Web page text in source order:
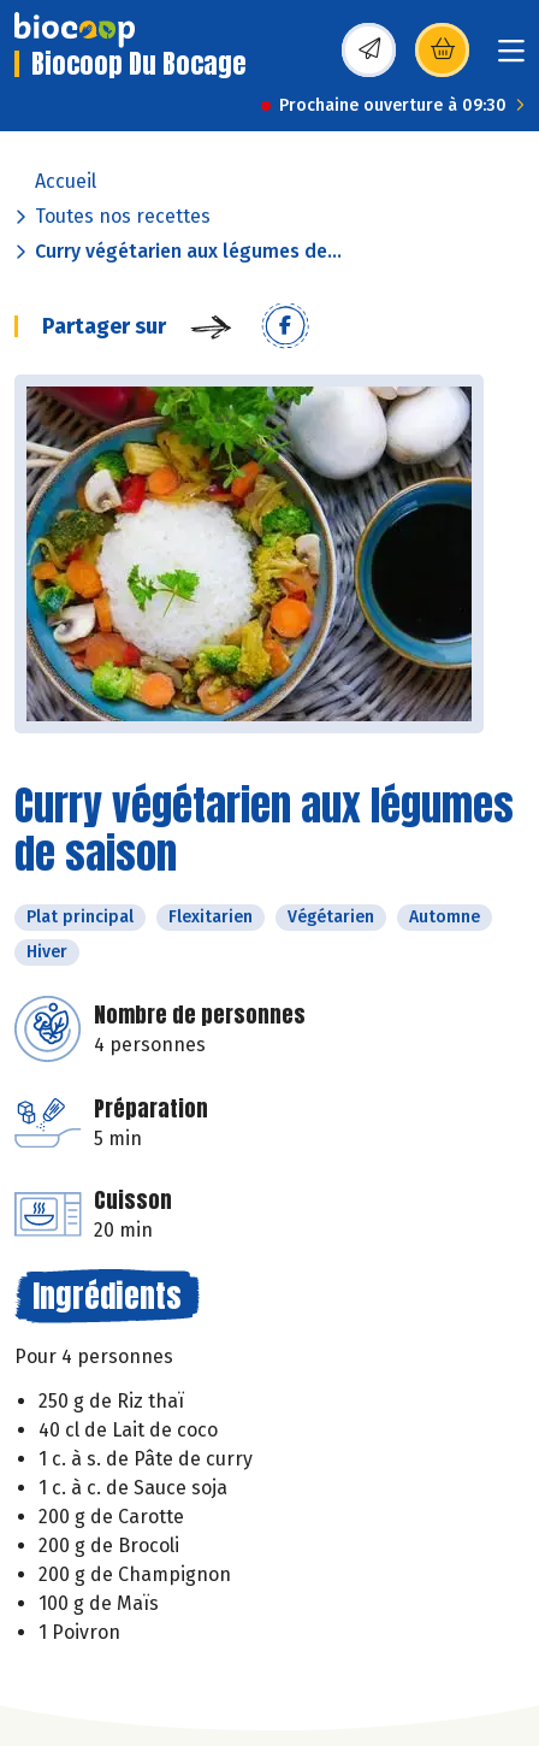
Biocoop Du Bocage (s’ouvre dans une
Prochaine ouverture à 09:30
Accueil
Toutes nos recettes
Curry végétarien aux légumes de...
Partager sur
Curry végétarien aux légumes
de saison
Plat principal Flexitarien Végétarien
Automne
Hiver
Nombre de personnes
4 personnes
Préparation
5 min
Cuisson
20 min
Ingrédients
Pour 4 personnes
250 g de Riz thaï
40 cl de Lait de coco
1 c. à s. de Pâte de curry
1 c. à c. de Sauce soja
200 g de Carotte
200 g de Brocoli
200 g de Champignon
100 g de Maïs
1 Poivron